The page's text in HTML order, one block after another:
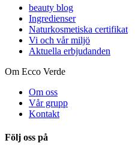
beauty blog
Ingredienser
Naturkosmetiska certifikat
Vi och vår miljö
Aktuella erbjudanden
Om Ecco Verde
Om oss
Vår grupp
Kontakt
Följ oss på